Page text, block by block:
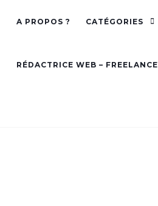
A PROPOS ? CATÉGORIES
RÉDACTRICE WEB – FREELANCE